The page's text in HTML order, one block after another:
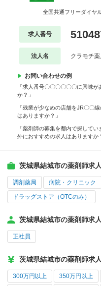
全国共通フリーダイヤ
求人番号
法人名 クラモチ
お問い合わせの例
「求人番号〇〇〇〇〇〇に興味
か？」
「残業が少なめの店舗をJR〇〇
はありますか？」
「薬剤師の募集を都内で探して
外におすすめの求人はありますか
茨城県結城市の薬剤師求
調剤薬局 病院・クリニック
ドラッグストア（OTCのみ）
茨城県結城市の薬剤師求
正社員
茨城県結城市の薬剤師求
300万円以上 350万円以上